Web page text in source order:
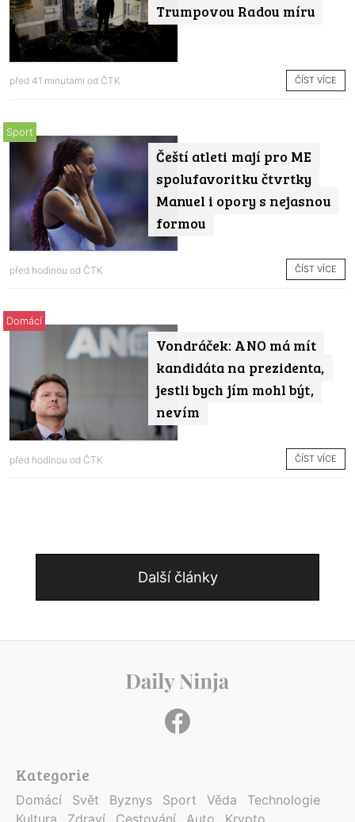
Trumpovou Radou míru
před 41 minutami od ČTK ČÍST VÍCE
Čeští atleti mají pro ME
spolufavoritku čtvrtky
Manuel i opory s nejasnou
formou
Sport
před hodinou od ČTK ČÍST VÍCE
Vondráček: ANO má mít
kandidáta na prezidenta,
jestli bych jím mohl být,
nevím
Domácí
před hodinou od ČTK ČÍST VÍCE
Další články
Kategorie
Domácí Svět Byznys Sport Věda
Technologie